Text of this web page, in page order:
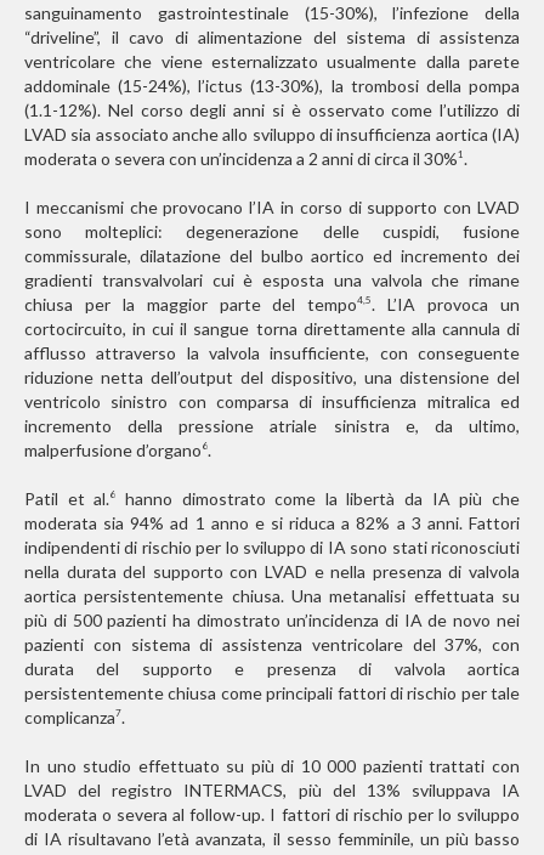
sanguinamento gastrointestinale (15-30%), l’infezione della
“driveline”, il cavo di alimentazione del sistema di assistenza
ventricolare che viene esternalizzato usualmente dalla parete
addominale (15-24%), l’ictus (13-30%), la trombosi della pompa
(1.1-12%). Nel corso degli anni si è osservato come l’utilizzo di
LVAD sia associato anche allo sviluppo di insufficienza aortica (IA)
moderata o severa con un’incidenza a 2 anni di circa il 30%1.
I meccanismi che provocano l’IA in corso di supporto con LVAD
sono molteplici: degenerazione delle cuspidi, fusione
commissurale, dilatazione del bulbo aortico ed incremento dei
gradienti transvalvolari cui è esposta una valvola che rimane
chiusa per la maggior parte del tempo4,5. L’IA provoca un
cortocircuito, in cui il sangue torna direttamente alla cannula di
afflusso attraverso la valvola insufficiente, con conseguente
riduzione netta dell’output del dispositivo, una distensione del
ventricolo sinistro con comparsa di insufficienza mitralica ed
incremento della pressione atriale sinistra e, da ultimo,
malperfusione d’organo 6.
Patil et al.6
hanno dimostrato come la libertà da IA più che
moderata sia 94% ad 1 anno e si riduca a 82% a 3 anni. Fattori
indipendenti di rischio per lo sviluppo di IA sono stati riconosciuti
nella durata del supporto con LVAD e nella presenza di valvola
aortica persistentemente chiusa. Una metanalisi effettuata su
più di 500 pazienti ha dimostrato un’incidenza di IA de novo nei
pazienti con sistema di assistenza ventricolare del 37%, con
durata del supporto e presenza di valvola aortica
persistentemente chiusa come principali fattori di rischio per tale
complicanza7.
In uno studio effettuato su più di 10 000 pazienti trattati con
LVAD del registro INTERMACS, più del 13% sviluppava IA
moderata o severa al follow-up. I fattori di rischio per lo sviluppo
di IA risultavano l’età avanzata, il sesso femminile, un più basso